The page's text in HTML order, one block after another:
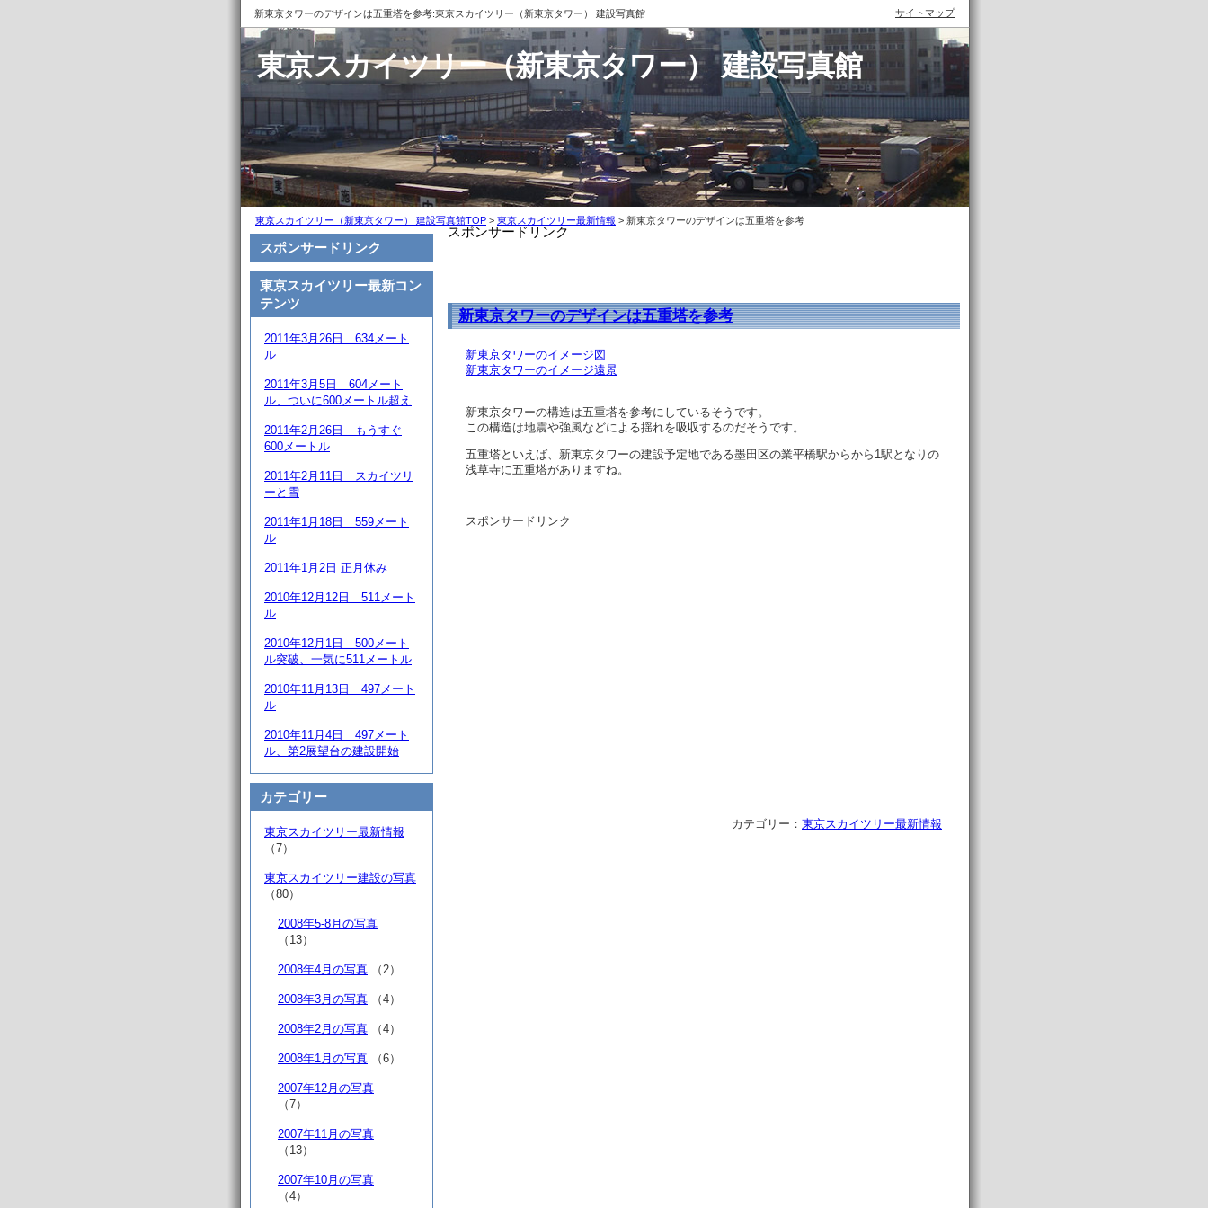
新東京タワーのデザインは五重塔を参考:東京スカイツリー（新東京タワー） 建設写真館
スポンサードリンク
新東京タワーのデザインは五重塔を参考
新東京タワーのイメージ図
新東京タワーのイメージ遠景
新東京タワーの構造は五重塔を参考にしているそうです。
この構造は地震や強風などによる揺れを吸収するのだそうです。
五重塔といえば、新東京タワーの建設予定地である墨田区の業平橋駅からから1駅となりの
浅草寺に五重塔がありますね。
スポンサードリンク
カテゴリー： 東京スカイツリー最新情報
スポンサードリンク
東京スカイツリー最新コン
テンツ
2011年3月26日 634メート
ル
2011年3月5日 604メート
ル、ついに600メートル超え
2011年2月26日 もうすぐ
600メートル
2011年2月11日 スカイツリ
ーと雪
2011年1月18日 559メート
ル
2011年1月2日 正月休み
2010年12月12日 511メート
ル
2010年12月1日 500メート
ル突破、一気に511メートル
2010年11月13日 497メート
ル
2010年11月4日 497メート
ル、第2展望台の建設開始
カテゴリー
東京スカイツリー最新情報
（7）
東京スカイツリー建設の写真
（80）
2008年5-8月の写真
（13）
2008年4月の写真 （2）
2008年3月の写真 （4）
2008年2月の写真 （4）
2008年1月の写真 （6）
2007年12月の写真
（7）
2007年11月の写真
（13）
2007年10月の写真
（4）
東京スカイツリー（新東京タワー） 建設写真館
サイトマップ
東京スカイツリー（新東京タワー） 建設写真館TOP > 東京スカイツリー最新情報 > 新東京タワーのデザインは五重塔を参考